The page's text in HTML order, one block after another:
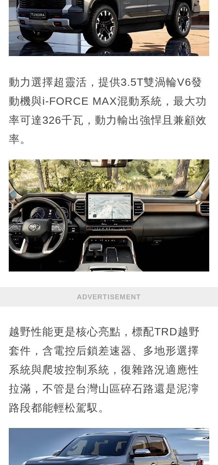
動力選擇超靈活，提供3.5T雙渦輪V6發
動機與i-FORCE MAX混動系統，最大功
率可達326千瓦，動力輸出強悍且兼顧效
率。
ADVERTISEMENT
越野性能更是核心亮點，標配TRD越野
套件，含電控后鎖差速器、多地形選擇
系統與爬坡控制系統，復雜路況適應性
拉滿，不管是台灣山區碎石路還是泥濘
路段都能輕松駕馭。